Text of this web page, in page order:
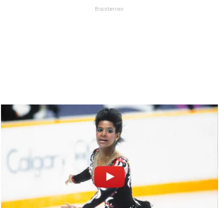
Brainberries